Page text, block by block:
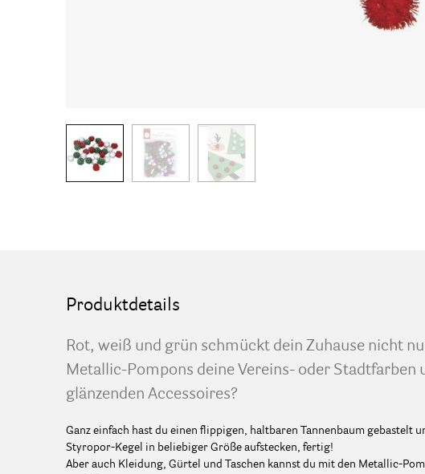
Produktdetails
Rot, weiß und grün schmückt dein Zuhause nicht
Metallic-Pompons deine Vereins- oder Stadtfarben
glänzenden Accessoires?
Ganz einfach hast du einen flippigen, haltbaren Tannenbaum gebastelt
Styropor-Kegel in beliebiger Größe aufstecken, fertig!
Aber auch Kleidung, Gürtel und Taschen kannst du mit den Metallic-